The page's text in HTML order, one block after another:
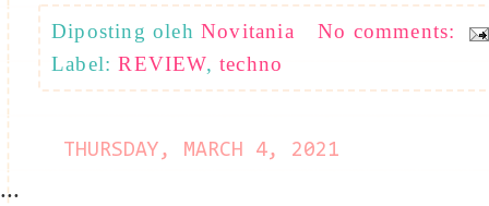
Diposting oleh Novitania
No comments:
Label:REVIEW,techno
THURSDAY, MARCH 4, 2021
...